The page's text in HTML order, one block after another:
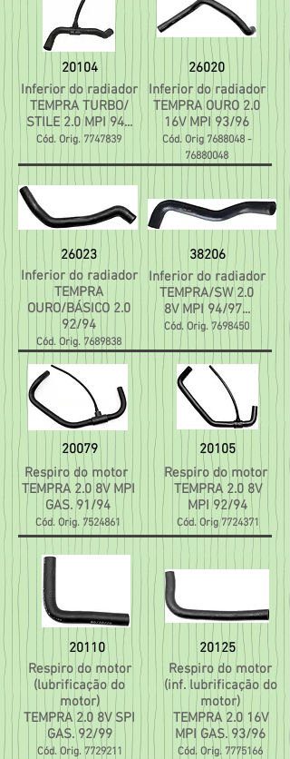
20104
Inferior do radiador
TEMPRA TURBO/
STILE 2.0 MPI 94...
Cód. Orig. 7747839
26020
Inferior do radiador
TEMPRA OURO 2.0
16V MPI 93/96
Cód. Orig 7688048 -
76880048
26023
Inferior do radiador
TEMPRA
OURO/BÁSICO 2.0
92/94
Cód. Orig. 7689838
20079
Respiro do motor
TEMPRA 2.0 8V MPI
GAS. 91/94
Cód. Orig. 7524861
38206
Inferior do radiador
TEMPRA/SW 2.0
8V MPI 94/97...
Cód. Orig. 7698450
20105
Respiro do motor
TEMPRA 2.0 8V
MPI 92/94
Cód. Orig7724371
20110
Respiro do motor
(lubrificação do
motor)
TEMPRA 2.0 8V SPI
GAS. 92/99
Cód. Orig. 7729211
20125
Respiro do motor
(inf. lubrificação do
motor)
TEMPRA 2.0 16V
MPI GAS. 93/96
Cód. Orig. 7775166